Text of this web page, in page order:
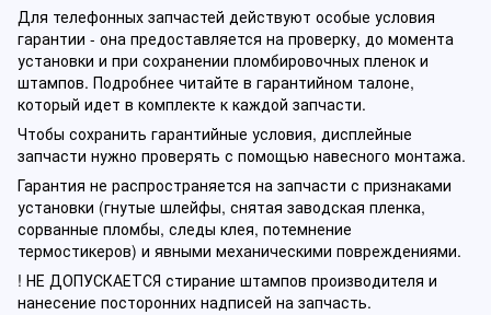
Для телефонных запчастей действуют особые условия
гарантии - она предоставляется на проверку, до момента
установки и при сохранении пломбировочных пленок и
штампов. Подробнее читайте в гарантийном талоне,
который идет в комплекте к каждой запчасти.
Чтобы сохранить гарантийные условия, дисплейные
запчасти нужно проверять с помощью навесного монтажа.
Гарантия не распространяется на запчасти с признаками
установки (гнутые шлейфы, снятая заводская пленка,
сорванные пломбы, следы клея, потемнение
термостикеров) и явными механическими повреждениями.
! НЕ ДОПУСКАЕТСЯ стирание штампов производителя и
нанесение посторонних надписей на запчасть.